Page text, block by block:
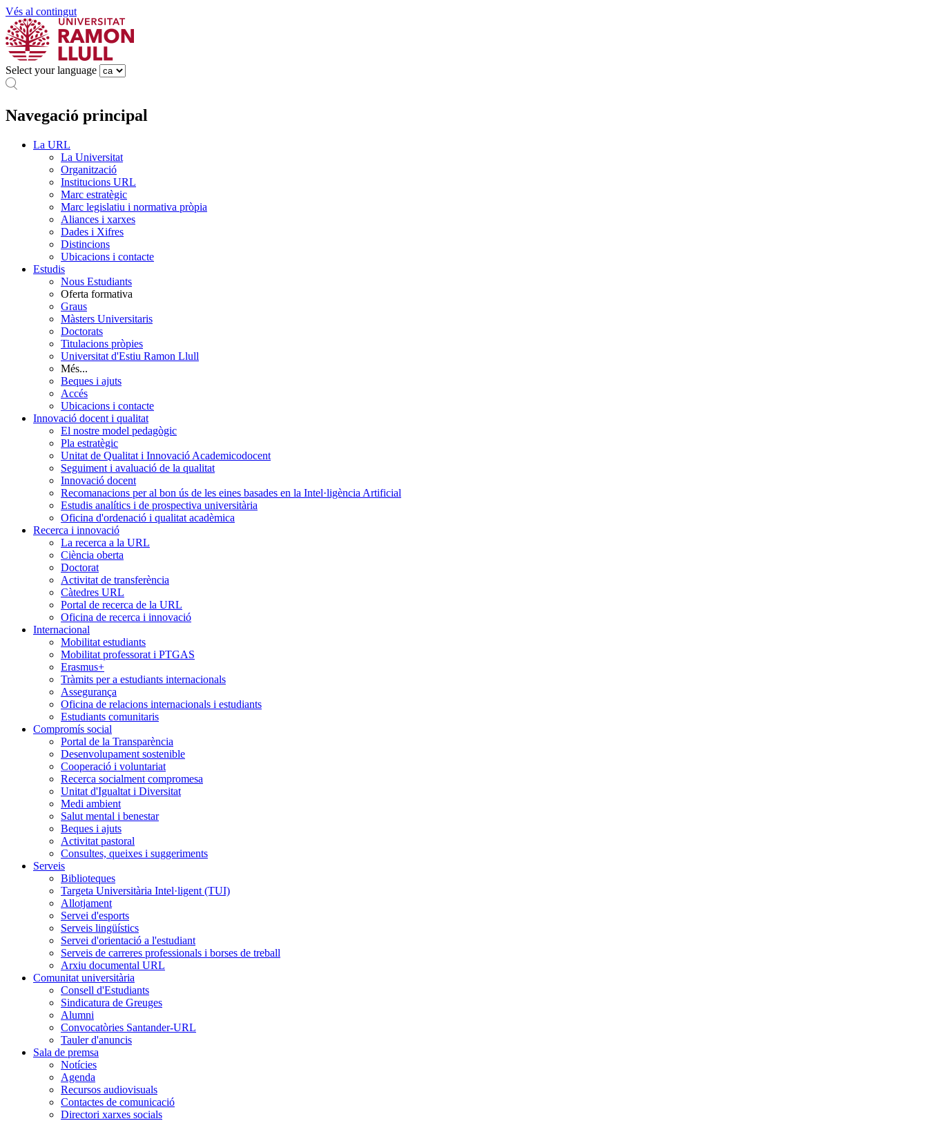
Vés al contingut
Select your language
Navegació principal
La URL
La Universitat
Organització
Institucions URL
Marc estratègic
Marc legislatiu i normativa pròpia
Aliances i xarxes
Dades i Xifres
Distincions
Ubicacions i contacte
Estudis
Nous Estudiants
Oferta formativa
Graus
Màsters Universitaris
Doctorats
Titulacions pròpies
Universitat d'Estiu Ramon Llull
Més...
Beques i ajuts
Accés
Ubicacions i contacte
Innovació docent i qualitat
El nostre model pedagògic
Pla estratègic
Unitat de Qualitat i Innovació Academicodocent
Seguiment i avaluació de la qualitat
Innovació docent
Recomanacions per al bon ús de les eines basades en la Intel·ligència Artificial
Estudis analítics i de prospectiva universitària
Oficina d'ordenació i qualitat acadèmica
Recerca i innovació
La recerca a la URL
Ciència oberta
Doctorat
Activitat de transferència
Càtedres URL
Portal de recerca de la URL
Oficina de recerca i innovació
Internacional
Mobilitat estudiants
Mobilitat professorat i PTGAS
Erasmus+
Tràmits per a estudiants internacionals
Assegurança
Oficina de relacions internacionals i estudiants
Estudiants comunitaris
Compromís social
Portal de la Transparència
Desenvolupament sostenible
Cooperació i voluntariat
Recerca socialment compromesa
Unitat d'Igualtat i Diversitat
Medi ambient
Salut mental i benestar
Beques i ajuts
Activitat pastoral
Consultes, queixes i suggeriments
Serveis
Biblioteques
Targeta Universitària Intel·ligent (TUI)
Allotjament
Servei d'esports
Serveis lingüístics
Servei d'orientació a l'estudiant
Serveis de carreres professionals i borses de treball
Arxiu documental URL
Comunitat universitària
Consell d'Estudiants
Sindicatura de Greuges
Alumni
Convocatòries Santander-URL
Tauler d'anuncis
Sala de premsa
Notícies
Agenda
Recursos audiovisuals
Contactes de comunicació
Directori xarxes socials